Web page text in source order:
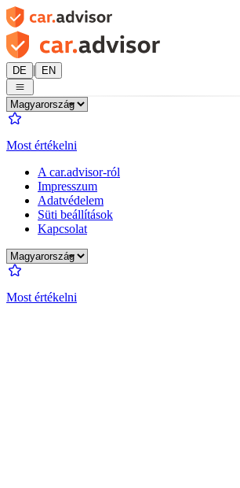
DE | EN
Most értékelni
A car.advisor-ról
Impresszum
Adatvédelem
Süti beállítások
Kapcsolat
Most értékelni